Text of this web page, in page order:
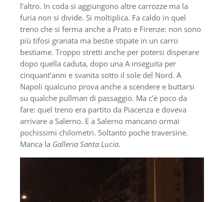
l’altro. In coda si aggiungono altre carrozze ma la
furia non si divide. Si moltiplica. Fa caldo in quel
treno che si ferma anche a Prato e Firenze: non sono
più tifosi granata ma bestie stipate in un carro
bestiame. Troppo stretti anche per potersi disperare
dopo quella caduta, dopo una A inseguita per
cinquant’anni e svanita sotto il sole del Nord. A
Napoli qualcuno prova anche a scendere e buttarsi
su qualche pullman di passaggio. Ma c’è poco da
fare: quel treno era partito da Piacenza e doveva
arrivare a Salerno. E a Salerno mancano ormai
pochissimi chilometri. Soltanto poche traversine.
Manca la Galleria Santa Lucia.